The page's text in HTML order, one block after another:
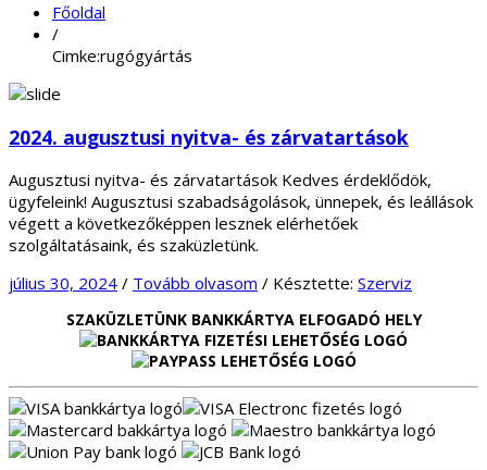
Főoldal
/
Cimke:rugógyártás
2024. augusztusi nyitva- és zárvatartások
Augusztusi nyitva- és zárvatartások Kedves érdeklődök,
ügyfeleink! Augusztusi szabadságolások, ünnepek, és leállások
végett a következőképpen lesznek elérhetőek
szolgáltatásaink, és szaküzletünk.
július 30, 2024 / Tovább olvasom / Késztette: Szerviz
SZAKÜZLETÜNK BANKKÁRTYA ELFOGADÓ HELY